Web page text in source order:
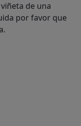
de una
por favor que